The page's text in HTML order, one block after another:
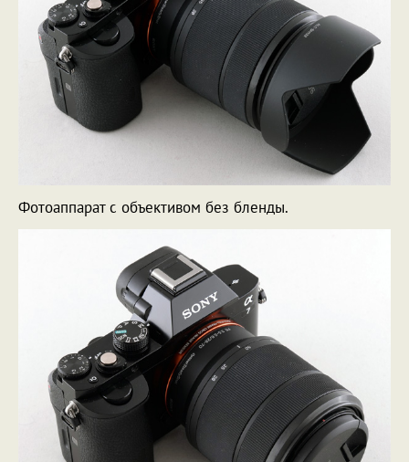
Фотоаппарат с объективом без бленды.